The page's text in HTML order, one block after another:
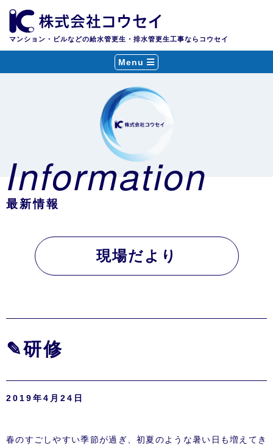
マンション・ビルなどの給水管更生・排水管更生工事ならコウセイ
Menu
Information
最新情報
現場だより
✎研修
2019年4月24日
春のすごしやすい季節が過ぎ、初夏のような暑い日も増えてき